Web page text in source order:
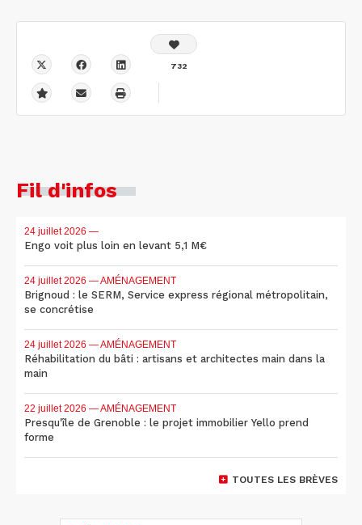
732
Fil d'infos
24 juillet 2026 —
Engo voit plus loin en levant 5,1 M€
24 juillet 2026 — AMÉNAGEMENT
Brignoud : le SERM, Service express régional métropolitain,
se concrétise
24 juillet 2026 — AMÉNAGEMENT
Réhabilitation du bâti : artisans et architectes main dans la
main
22 juillet 2026 — AMÉNAGEMENT
Presqu'île de Grenoble : le projet immobilier Yello prend
forme
TOUTES LES BRÈVES